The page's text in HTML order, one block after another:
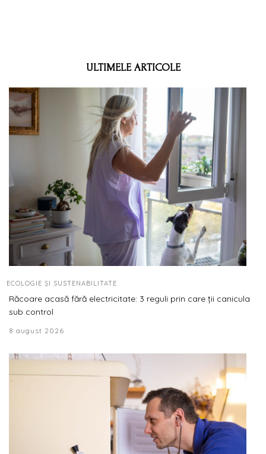
ULTIMELE ARTICOLE
ECOLOGIE ȘI SUSTENABILITATE
Răcoare acasă fără electricitate: 3 reguli prin care ții canicula
sub control
8 august 2026